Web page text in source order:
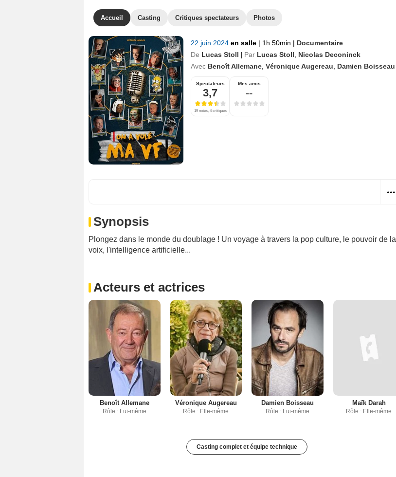
Accueil Casting Critiques spectateurs Photos
22 juin 2024 en salle | 1h 50min | Documentaire
De Lucas Stoll Par Lucas Stoll
Nicolas Deconinck
Avec Benoît Allemane Véronique Augereau Damien Boisseau
Spectateurs
3,7
19 notes, 4 critiques
Mes amis
--
Synopsis
Plongez dans le monde du doublage ! Un voyage à travers la pop culture, le pouvoir de la
voix, l'intelligence artificielle...
Acteurs et actrices
Benoît Allemane
Rôle : Lui-même
Véronique Augereau
Rôle : Elle-même
Damien Boisseau
Rôle : Lui-même
Maïk Darah
Rôle : Elle-même
Casting complet et équipe technique